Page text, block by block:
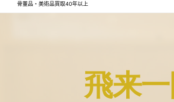
骨董品・美術品買取40年以上
飛来